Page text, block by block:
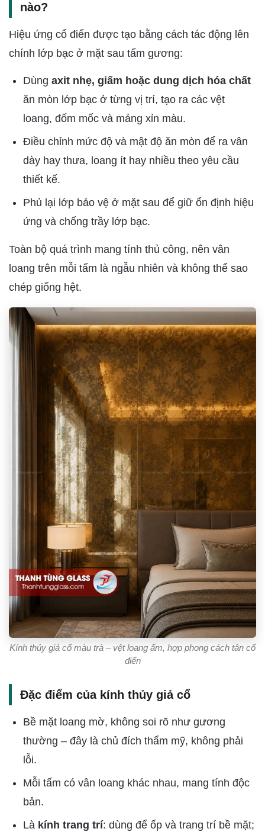
nào?
Hiệu ứng cổ điển được tạo bằng cách tác động lên
chính lớp bạc ở mặt sau tấm gương:
Dùng axit nhẹ, giấm hoặc dung dịch hóa chất
ăn mòn lớp bạc ở từng vị trí, tạo ra các vệt
loang, đốm mốc và mảng xỉn màu.
Điều chỉnh mức độ và mật độ ăn mòn để ra vân
dày hay thưa, loang ít hay nhiều theo yêu cầu
thiết kế.
Phủ lại lớp bảo vệ ở mặt sau để giữ ổn định hiệu
ứng và chống trầy lớp bạc.
Toàn bộ quá trình mang tính thủ công, nên vân
loang trên mỗi tấm là ngẫu nhiên và không thể sao
chép giống hệt.
Kính thủy giả cổ màu trà – vệt loang ấm, hợp phong cách tân cổ
điển
Đặc điểm của kính thủy giả cổ
Bề mặt loang mờ, không soi rõ như gương
thường – đây là chủ đích thẩm mỹ, không phải
lỗi.
Mỗi tấm có vân loang khác nhau, mang tính độc
bản.
Là kính trang trí: dùng để ốp và trang trí bề mặt;